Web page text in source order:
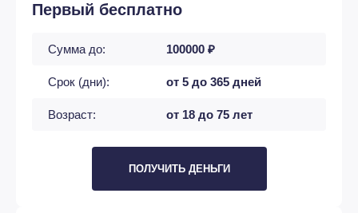
Первый бесплатно
Сумма до: 100000 ₽
Срок (дни): от 5 до 365 дней
Возраст: от 18 до 75 лет
ПОЛУЧИТЬ ДЕНЬГИ